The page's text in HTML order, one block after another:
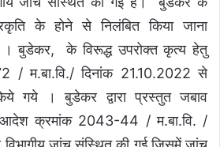
के होने से निलंबित किया जाना
। बुडेकर, के विरूद्ध उपरोक्त कृत्य हेतु
/ म.बा.वि./ दिनांक 21.10.2022 से
गये । बुडेकर द्वारा प्रस्तुत जबाव
आदेश क्रमांक 2043-44 / म.बा.वि. /